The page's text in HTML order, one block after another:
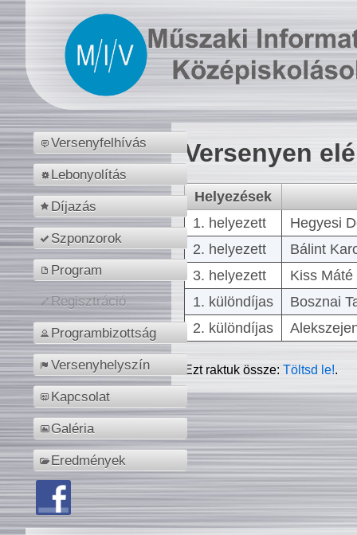
Versenyfelhívás
Lebonyolítás
Díjazás
Szponzorok
Program
Regisztráció
Programbizottság
Versenyhelyszín
Kapcsolat
Galéria
Eredmények
Versenyen
Helyezések
1. helyezett
Hegyesi
2. helyezett
Bálint
3. helyezett
Kiss
1. különdíjas
Bosznai
2. különdíjas
Ezt raktuk össze:Töltsd le!.